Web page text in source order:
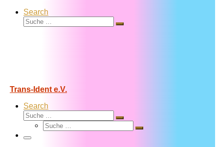
Search
Suche
Suche
Trans-Ident e.V.
Search
Suche
Suche
Suche
Suche
Menü